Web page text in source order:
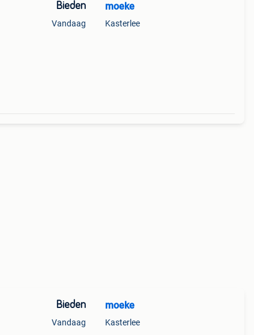
Bieden
Vandaag
moeke
Kasterlee
Bieden
Vandaag
moeke
Kasterlee